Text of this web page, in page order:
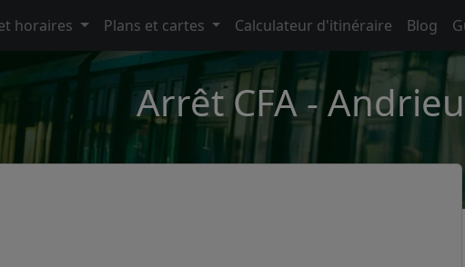
horaires Plans et cartes Calculateur d'itinéraire Blog
Arrêt CFA - Andrieu